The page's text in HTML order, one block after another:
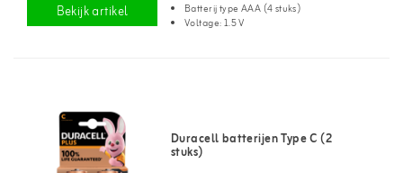
Bekijk artikel
Batterij type AAA (4 stuks)
Voltage: 1.5 V
Duracell batterijen Type C (2
stuks)